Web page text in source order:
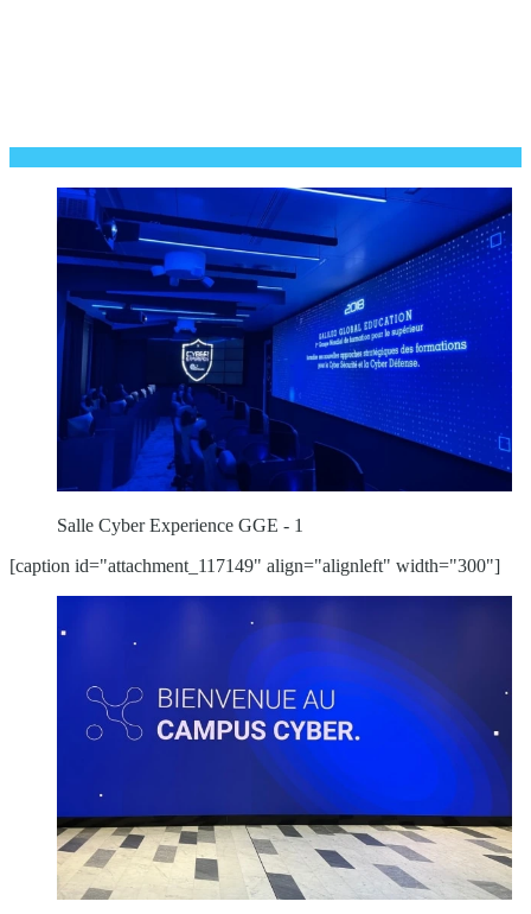
Salle Cyber Experience GGE - 1
[caption id="attachment_117149" align="alignleft" width="300"]